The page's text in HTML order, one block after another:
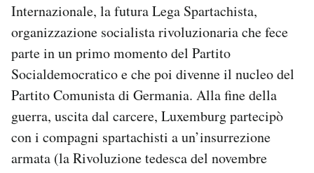
Internazionale, la futura Lega Spartachista,
organizzazione socialista rivoluzionaria che fece
parte in un primo momento del Partito
Socialdemocratico e che poi divenne il nucleo del
Partito Comunista di Germania. Alla fine della
guerra, uscita dal carcere, Luxemburg partecipò
con i compagni spartachisti a un’insurrezione
armata (la Rivoluzione tedesca del novembre